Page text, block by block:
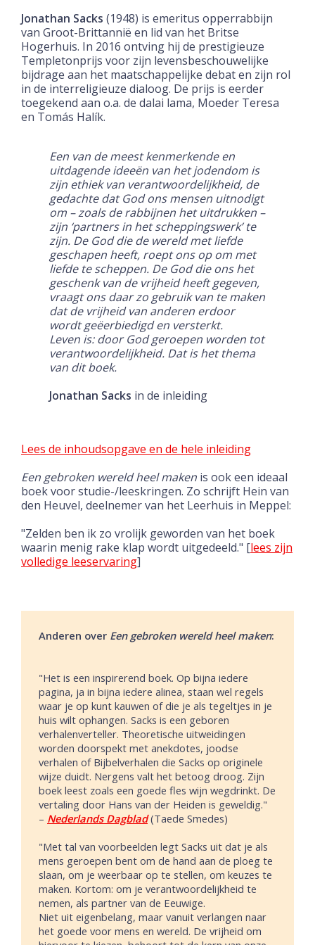
Jonathan Sacks (1948) is emeritus opperrabbijn
van Groot-Brittannië en lid van het Britse
Hogerhuis. In 2016 ontving hij de prestigieuze
Templetonprijs voor zijn levensbeschouwelijke
bijdrage aan het maatschappelijke debat en zijn rol
in de interreligieuze dialoog. De prijs is eerder
toegekend aan o.a. de dalai lama, Moeder Teresa
en Tomás Halík.
Een van de meest kenmerkende en
uitdagende ideeën van het jodendom is
zijn ethiek van verantwoordelijkheid, de
gedachte dat God ons mensen uitnodigt
om – zoals de rabbijnen het uitdrukken –
zijn ‘partners in het scheppingswerk’ te
zijn. De God die de wereld met liefde
geschapen heeft, roept ons op om met
liefde te scheppen. De God die ons het
geschenk van de vrijheid heeft gegeven,
vraagt ons daar zo gebruik van te maken
dat de vrijheid van anderen erdoor
wordt geëerbiedigd en versterkt.
Leven is: door God geroepen worden tot
verantwoordelijkheid. Dat is het thema
van dit boek.
Jonathan Sacks in de inleiding
Lees de inhoudsopgave en de hele inleiding
Een gebroken wereld heel maken is ook een ideaal
boek voor studie-/leeskringen. Zo schrijft Hein van
den Heuvel, deelnemer van het Leerhuis in Meppel:
"Zelden ben ik zo vrolijk geworden van het boek
waarin menig rake klap wordt uitgedeeld." [lees zijn
volledige leeservaring]
Anderen over Een gebroken wereld heel maken:
"Het is een inspirerend boek. Op bijna iedere
pagina, ja in bijna iedere alinea, staan wel regels
waar je op kunt kauwen of die je als tegeltjes in je
huis wilt ophangen. Sacks is een geboren
verhalenverteller. Theoretische uitweidingen
worden doorspekt met anekdotes, joodse
verhalen of Bijbelverhalen die Sacks op originele
wijze duidt. Nergens valt het betoog droog. Zijn
boek leest zoals een goede fles wijn wegdrinkt. De
vertaling door Hans van der Heiden is geweldig."
– Nederlands Dagblad (Taede Smedes)
"Met tal van voorbeelden legt Sacks uit dat je als
mens geroepen bent om de hand aan de ploeg te
slaan, om je weerbaar op te stellen, om keuzes te
maken. Kortom: om je verantwoordelijkheid te
nemen, als partner van de Eeuwige.
Niet uit eigenbelang, maar vanuit verlangen naar
het goede voor mens en wereld. De vrijheid om